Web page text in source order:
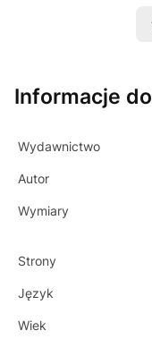
Informacje
Wydawnictwo
Autor
Wymiary
Strony
Język
Wiek